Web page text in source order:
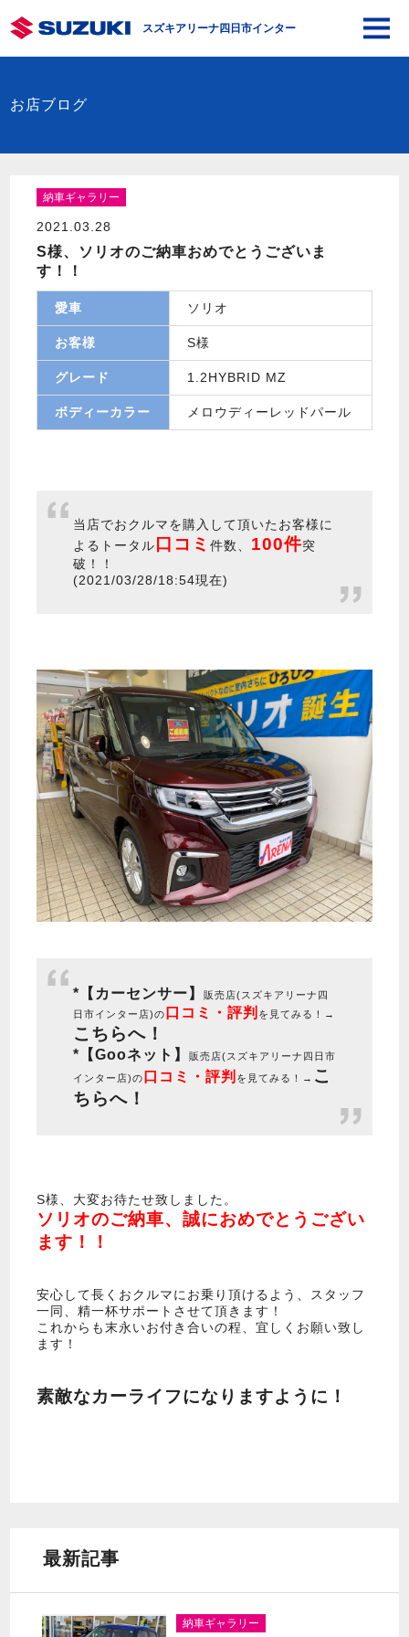
スズキアリーナ四日市インター
お店ブログ
納車ギャラリー
2021.03.28
S様、ソリオのご納車おめでとうございま
す！！
愛車 ソリオ
お客様 S様
グレード 1.2HYBRID MZ
ボディーカラー メロウディーレッドパール
当店でおクルマを購入して頂いたお客様に
よるトータル 口コミ 件数、 100件突
破！！
(2021/03/28/18:54現在)
*【カーセンサー】
販売店(スズキアリーナ四
日市インター店)の 口コミ・評判 を見てみる！→
こちらへ！
*【Gooネット】
販売店(スズキアリーナ四日市
インター店)の 口コミ・評判 を見てみる！→ こ
ちらへ！
S様、大変お待たせ致しました。
ソリオのご納車、誠におめでとうござい
ます！！
安心して長くおクルマにお乗り頂けるよう、スタッフ
一同、精一杯サポートさせて頂きます！
これからも末永いお付き合いの程、宜しくお願い致し
ます！
素敵なカーライフになりますように！
最新記事
納車ギャラリー